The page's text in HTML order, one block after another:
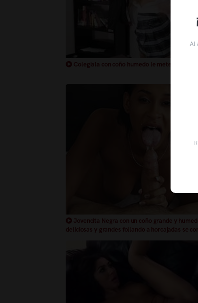
Colegiala con coño humedo le meten la polla
Jovencita Negra con un coño grande y
deliciosas y grandes follando a horcajadas se
Al